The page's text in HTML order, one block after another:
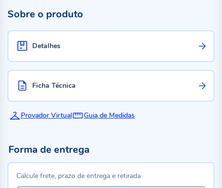
Sobre o produto
Detalhes
Ficha Técnica
Provador Virtual Guia de Medidas
Forma de entrega
Calcule frete, prazo de entrega e retirada